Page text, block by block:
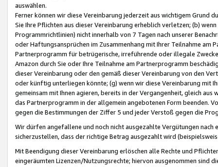
auswählen.
Ferner können wir diese Vereinbarung jederzeit aus wichtigem Grund
Sie Ihre Pflichten aus dieser Vereinbarung erheblich verletzen; (b)
Programmrichtlinien) nicht innerhalb von 7 Tagen nach unserer
oder Haftungsansprüchen im Zusammenhang mit Ihrer Teilnahme am
Partnerprogramm für betrügerische, irreführende oder illegale
Amazon durch Sie oder Ihre Teilnahme am Partnerprogramm
dieser Vereinbarung oder den gemäß dieser Vereinbarung von den
oder künftig unterliegen könnte; (g) wenn wir diese Vereinbarung mit
gemeinsam mit Ihnen agieren, bereits in der Vergangenheit, gleich
das Partnerprogramm in der allgemein angebotenen Form beenden.
gegen die Bestimmungen der Ziffer 5 und jeder Verstoß gegen die
Wir dürfen angefallene und noch nicht ausgezahlte Vergütungen
sicherzustellen, dass der richtige Betrag ausgezahlt wird
Mit Beendigung dieser Vereinbarung erlöschen alle Rechte und
eingeräumten Lizenzen/Nutzungsrechte; hiervon ausgenommen sind